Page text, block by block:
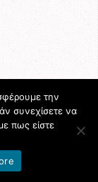
την
συνεχίσετε να
πως είστε